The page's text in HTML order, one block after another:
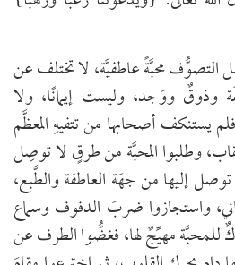
التصوُّف محبَّةً عاطفيَّة، لا تختلف عن
وذوقٌ ووَجد، وليست إيمانًا، ولا
فلم يستنكف أصحابها من تتفيهِ المعظَّم
وطلبوا المحبَّة من طرقٍ لا توصِل
إليها من جهَة العاطفة والطَّبع،
واستجازوا ضربَ الدفوف وسماع
للمحبَّة مهيِّجٌ لها، فغضُّوا الطرف عن